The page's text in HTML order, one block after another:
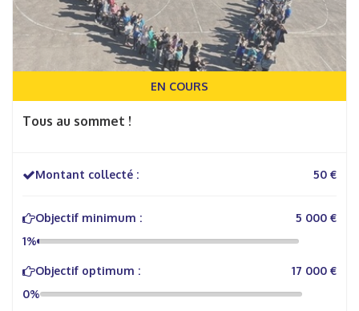
EN COURS
Tous au sommet !
Montant collecté : 50 €
Objectif minimum :
5 000 €
1%
Objectif optimum :
17 000 €
0%